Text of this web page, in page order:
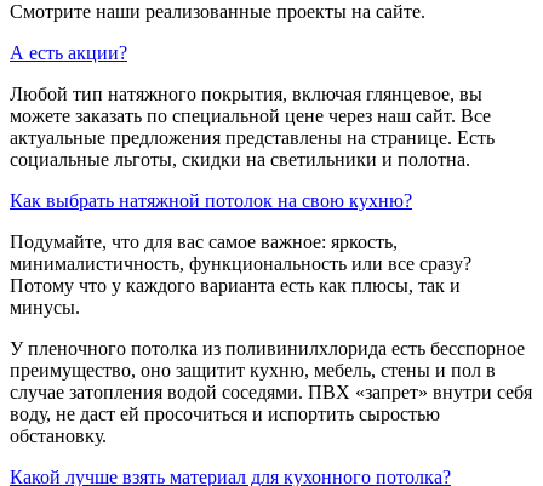
Смотрите наши реализованные проекты на сайте.
А есть акции?
Любой тип натяжного покрытия, включая глянцевое, вы
можете заказать по специальной цене через наш сайт. Все
актуальные предложения представлены на странице. Есть
социальные льготы, скидки на светильники и полотна.
Как выбрать натяжной потолок на свою кухню?
Подумайте, что для вас самое важное: яркость,
минималистичность, функциональность или все сразу?
Потому что у каждого варианта есть как плюсы, так и
минусы.
У пленочного потолка из поливинилхлорида есть бесспорное
преимущество, оно защитит кухню, мебель, стены и пол в
случае затопления водой соседями. ПВХ «запрет» внутри себя
воду, не даст ей просочиться и испортить сыростью
обстановку.
Какой лучше взять материал для кухонного потолка?